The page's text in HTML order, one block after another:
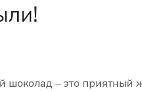
– это приятный